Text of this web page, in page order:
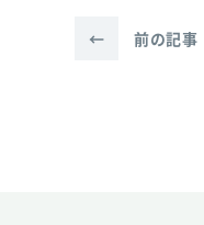
← 前の記事